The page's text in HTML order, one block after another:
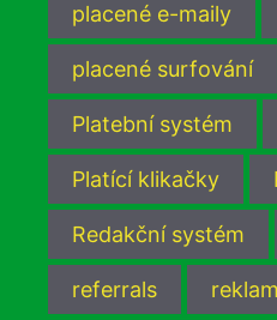
placené e-maily
placené surfování
Platební systém
Platící klikačky
Redakční systém
referrals